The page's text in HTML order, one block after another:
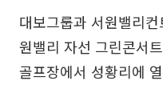
대보그룹과 서원밸리
원밸리 자선 그린콘서
골프장에서 성황리에